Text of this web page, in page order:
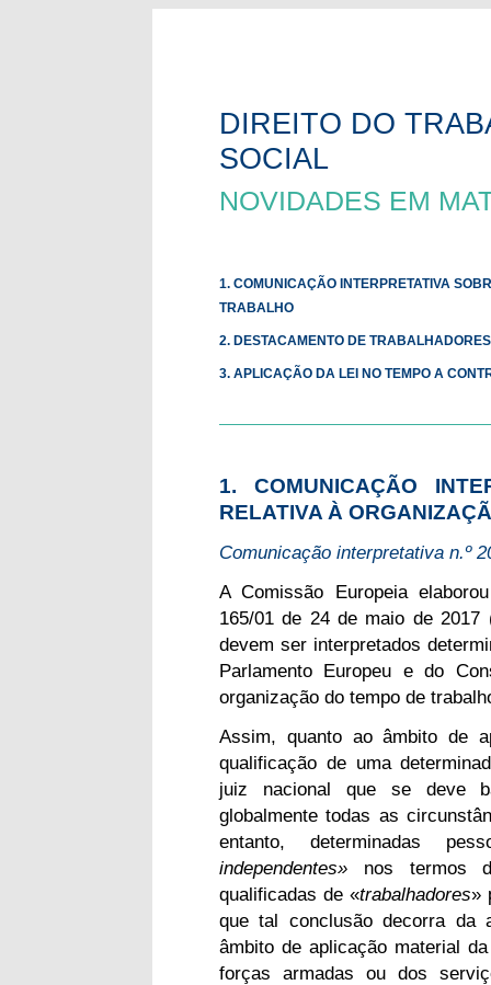
DIREITO DO
SOCIAL
NOVIDADES EM
1. COMUNICAÇÃO INTERPRETATIVA
TRABALHO
2. DESTACAMENTO DE
3. APLICAÇÃO DA LEI NO TEMPO A
1. COMUNICAÇÃO
RELATIVA À
Comunicação interpretativa n.º
A Comissão Europeia
165/01 de 24 de maio de 2017
devem ser interpretados
Parlamento Europeu e do
organização do tempo de
Assim, quanto ao âmbito de
qualificação de uma
juiz nacional que se deve
globalmente todas as
entanto, determinadas
independentes» nos termos
qualificadas de «trabalhadores»
que tal conclusão decorra da
âmbito de aplicação material
forças armadas ou dos